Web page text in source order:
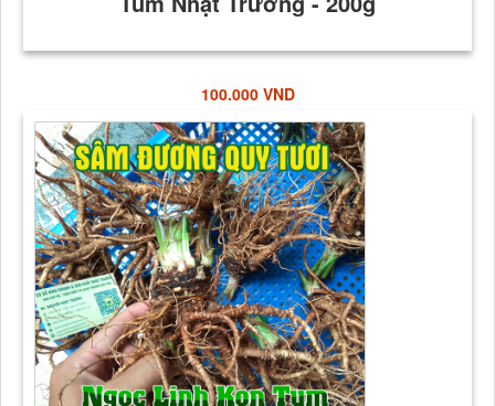
100.000 VND